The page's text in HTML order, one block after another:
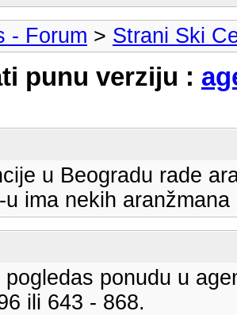
- Forum > Strani Ski
punu verziju :
u Beogradu rade
u ima nekih
pogledas ponudu u
ili 643 - 868.